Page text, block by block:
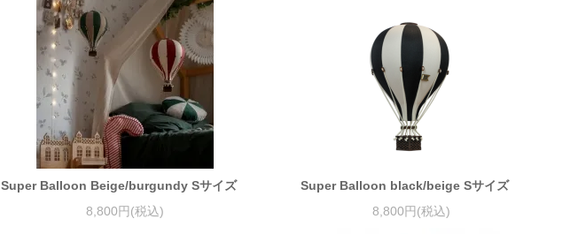
Super Balloon Beige/burgundy Sサイズ
8,800円(税込)
Super Balloon black/beige Sサイズ
8,800円(税込)